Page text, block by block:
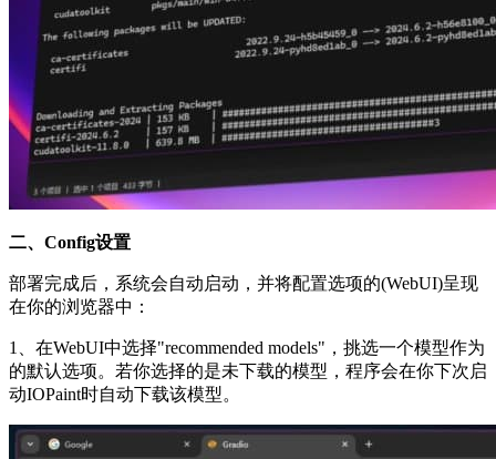
二、Config设置
部署完成后，系统会自动启动，并将配置选项的(WebUI)呈现
在你的浏览器中：
1、在WebUI中选择"recommended models"，挑选一个模型作为
的默认选项。若你选择的是未下载的模型，程序会在你下次启
动IOPaint时自动下载该模型。